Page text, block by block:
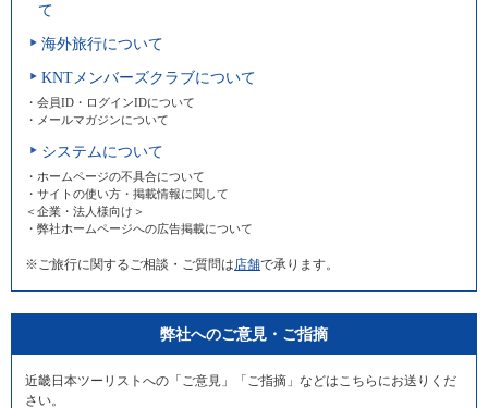
て
海外旅行について
KNTメンバーズクラブについて
・会員ID・ログインIDについて
・メールマガジンについて
システムについて
・ホームページの不具合について
・サイトの使い方・掲載情報に関して
＜企業・法人様向け＞
・弊社ホームページへの広告掲載について
※ご旅行に関するご相談・ご質問は 店舗で承ります。
弊社へのご意見・ご指摘
近畿日本ツーリストへの「ご意見」「ご指摘」などはこちらにお送りくだ
さい。